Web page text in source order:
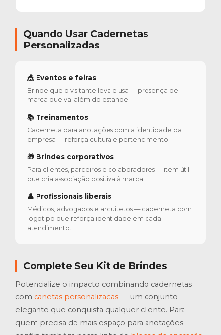
Quando Usar Cadernetas
Personalizadas
🎪 Eventos e feiras
Brinde que o visitante leva e usa — presença de
marca que vai além do estande.
📚 Treinamentos
Caderneta para anotações com a identidade da
empresa — reforça cultura e pertencimento.
🎁 Brindes corporativos
Para clientes, parceiros e colaboradores — item útil
que cria associação positiva à marca.
👤 Profissionais liberais
Médicos, advogados e arquitetos — caderneta com
logotipo que reforça identidade em cada
atendimento.
Complete Seu Kit de Brindes
Potencialize o impacto combinando cadernetas
com canetas personalizadas — um conjunto
elegante que conquista qualquer cliente. Para
quem precisa de mais espaço para anotações,